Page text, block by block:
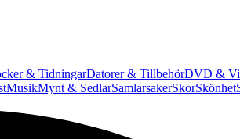
& TidningarDatorer & TillbehörDVD &
MusikMynt & SedlarSamlarsakerSkorSkönhet